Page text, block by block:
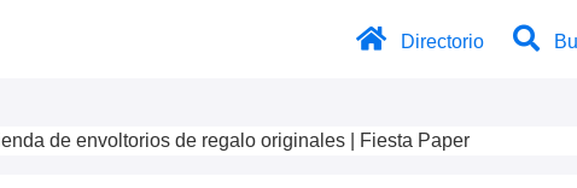
Directorio
de envoltorios de regalo originales | Fiesta Paper